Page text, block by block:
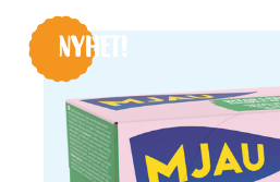
NYHET!